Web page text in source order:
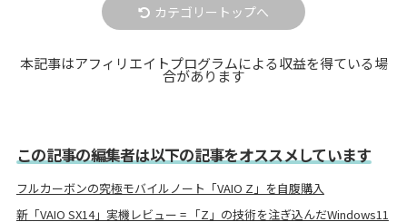
カテゴリートップへ
本記事はアフィリエイトプログラムによる収益を得ている場
合があります
この記事の編集者は以下の記事をオススメしています
フルカーボンの究極モバイルノート「VAIO Z」を自腹購入
新「VAIO SX14」実機レビュー = 「Z」の技術を注ぎ込んだWindows11